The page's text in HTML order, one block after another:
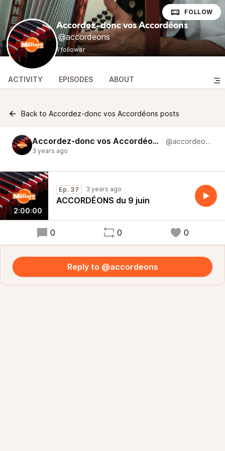
Accordez-donc vos Accordéons
@accordeons
1 follower
FOLLOW
ACTIVITY EPISODES ABOUT
Back to Accordez-donc vos Accordéons posts
Accordez-donc vos Accordéons @accordeons
3 years ago
2:00:00
Ep. 37 3 years ago
ACCORDÉONS du 9 juin
0 0 0
Reply to @accordeons